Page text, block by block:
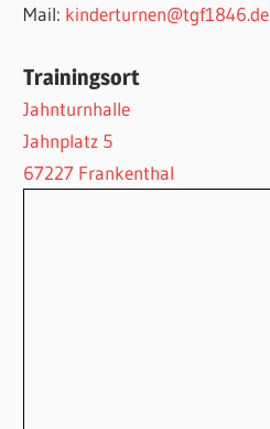
Mail: kinderturnen@tgf1846.de
Trainingsort
Jahnturnhalle
Jahnplatz 5
67227 Frankenthal